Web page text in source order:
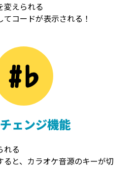
変えられる
コードが表示される！
ェンジ機能
れる
と、カラオケ音源のキーが切